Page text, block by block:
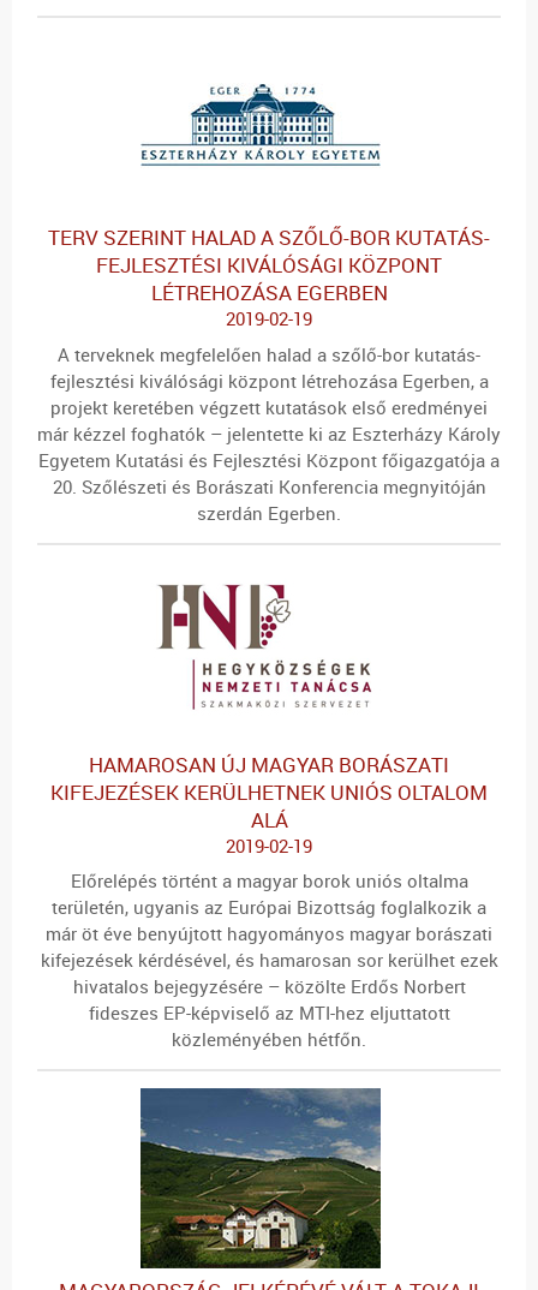
TERV SZERINT HALAD A SZŐLŐ-BOR KUTATÁS-
FEJLESZTÉSI KIVÁLÓSÁGI KÖZPONT
LÉTREHOZÁSA EGERBEN
2019-02-19
A terveknek megfelelően halad a szőlő-bor kutatás-
fejlesztési kiválósági központ létrehozása Egerben, a
projekt keretében végzett kutatások első eredményei
már kézzel foghatók – jelentette ki az Eszterházy Károly
Egyetem Kutatási és Fejlesztési Központ főigazgatója a
20. Szőlészeti és Borászati Konferencia megnyitóján
szerdán Egerben.
HAMAROSAN ÚJ MAGYAR BORÁSZATI
KIFEJEZÉSEK KERÜLHETNEK UNIÓS OLTALOM
ALÁ
2019-02-19
Előrelépés történt a magyar borok uniós oltalma
területén, ugyanis az Európai Bizottság foglalkozik a
már öt éve benyújtott hagyományos magyar borászati
kifejezések kérdésével, és hamarosan sor kerülhet ezek
hivatalos bejegyzésére – közölte Erdős Norbert
fideszes EP-képviselő az MTI-hez eljuttatott
közleményében hétfőn.